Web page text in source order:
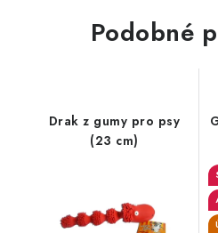
Podobné
Drak z gumy pro psy
(23 cm)